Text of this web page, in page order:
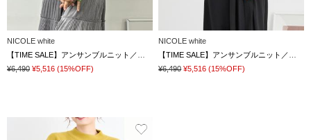
NICOLE white
¥6,490 ¥5,516 (15%OFF)
NICOLE white
¥6,490 ¥5,516 (15%OFF)